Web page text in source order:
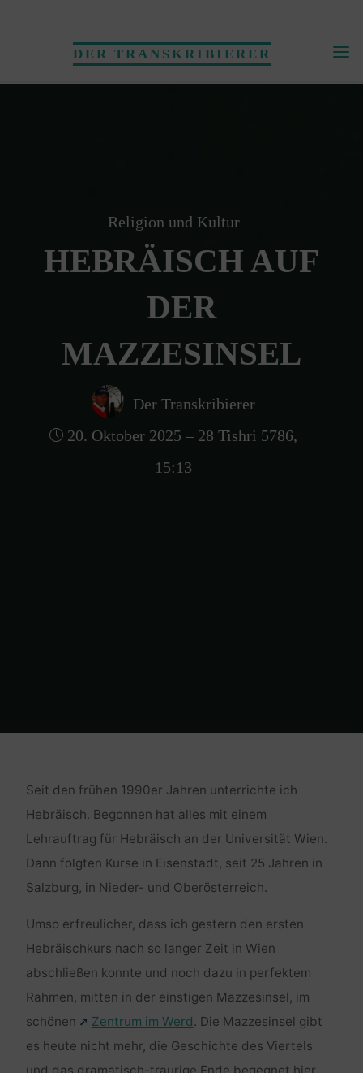
DER TRANSKRIBIERER
Religion und Kultur
HEBRÄISCH AUF
DER
MAZZESINSEL
Der Transkribierer
20. Oktober 2025 – 28 Tishri 5786,
15:13
Seit den frühen 1990er Jahren unterrichte ich
Hebräisch. Begonnen hat alles mit einem
Lehrauftrag für Hebräisch an der Universität Wien.
Dann folgten Kurse in Eisenstadt, seit 25 Jahren in
Salzburg, in Nieder- und Oberösterreich.
Umso erfreulicher, dass ich gestern den ersten
Hebräischkurs nach so langer Zeit in Wien
abschließen konnte und noch dazu in perfektem
Rahmen, mitten in der einstigen Mazzesinsel, im
schönen
Zentrum im Werd. Die Mazzesinsel gibt
es heute nicht mehr, die Geschichte des Viertels